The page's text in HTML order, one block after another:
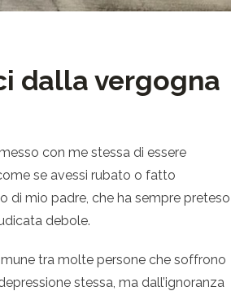
dalla vergogna
con me stessa di essere
se avessi rubato o fatto
di mio padre, che ha sempre preteso
debole.
tra molte persone che soffrono
stessa, ma dall’ignoranza